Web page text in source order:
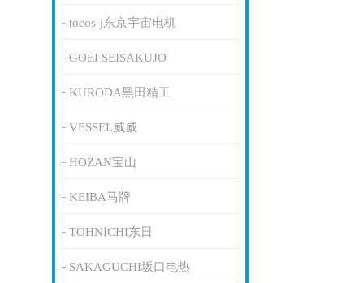
tocos-j东京宇宙电机
GOEI SEISAKUJO
KURODA黑田精工
VESSEL威威
HOZAN宝山
KEIBA马牌
TOHNICHI东日
SAKAGUCHI坂口电热